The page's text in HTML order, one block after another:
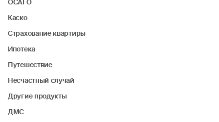
ОСАГО
Каско
Страхование квартиры
Ипотека
Путешествие
Несчастный случай
Другие продукты
ДМС